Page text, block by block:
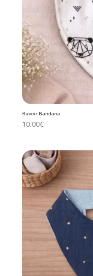
Bavoir Bandana
10,00€